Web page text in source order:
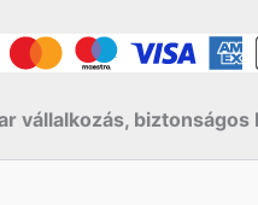
vállalkozás,